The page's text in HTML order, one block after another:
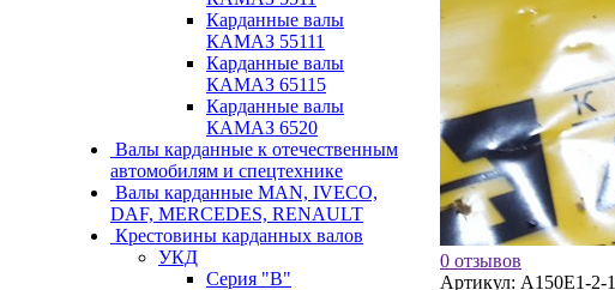
Карданные валы
КАМАЗ 55111
Карданные валы
КАМАЗ 65115
Карданные валы
КАМАЗ 6520
Валы карданные к отечественным
автомобилям и спецтехнике
Валы карданные MAN, IVECO,
DAF, MERCEDES, RENAULT
Крестовины карданных валов
УКД
Серия "В"
0 отзывов
Артикул: А150Е1-2-